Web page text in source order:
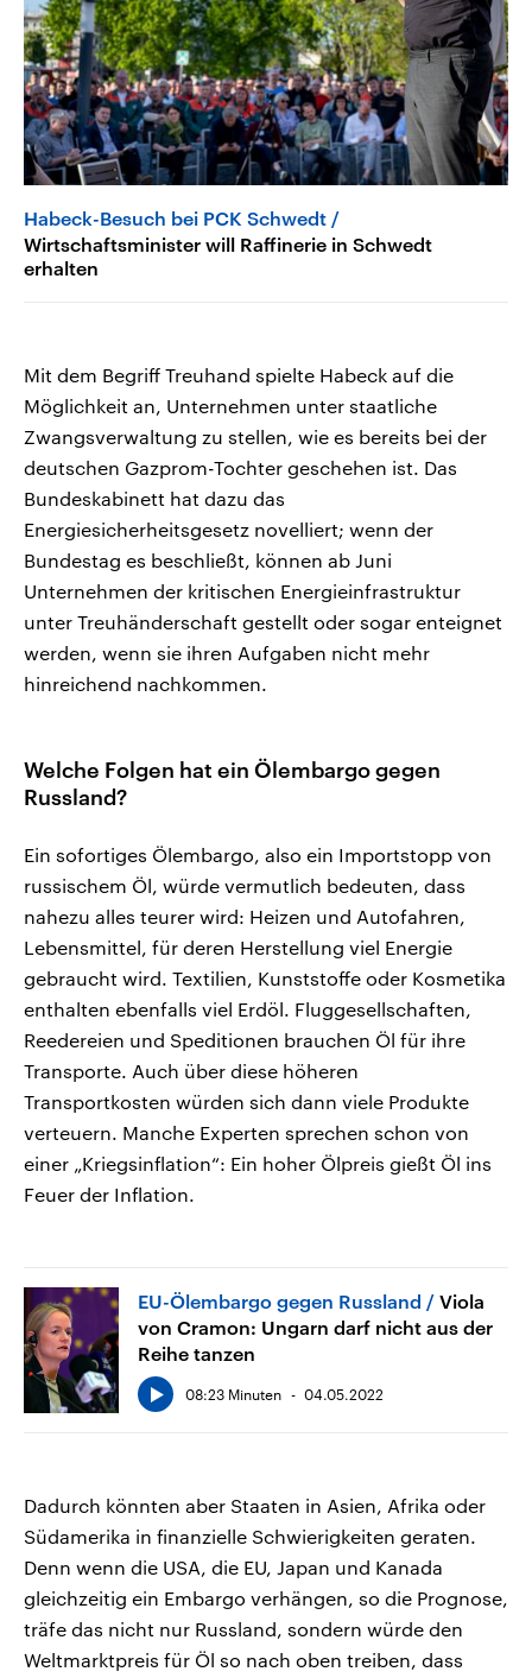
Habeck-Besuch bei PCK Schwedt
Wirtschaftsminister will Raffinerie in Schwedt
erhalten
Mit dem Begriff Treuhand spielte Habeck auf die
Möglichkeit an, Unternehmen unter staatliche
Zwangsverwaltung zu stellen, wie es bereits bei der
deutschen Gazprom-Tochter geschehen ist. Das
Bundeskabinett hat dazu das
Energiesicherheitsgesetz novelliert; wenn der
Bundestag es beschließt, können ab Juni
Unternehmen der kritischen Energieinfrastruktur
unter Treuhänderschaft gestellt oder sogar enteignet
werden, wenn sie ihren Aufgaben nicht mehr
hinreichend nachkommen.
Welche Folgen hat ein Ölembargo gegen
Russland?
Ein sofortiges Ölembargo, also ein Importstopp von
russischem Öl, würde vermutlich bedeuten, dass
nahezu alles teurer wird: Heizen und Autofahren,
Lebensmittel, für deren Herstellung viel Energie
gebraucht wird. Textilien, Kunststoffe oder Kosmetika
enthalten ebenfalls viel Erdöl. Fluggesellschaften,
Reedereien und Speditionen brauchen Öl für ihre
Transporte. Auch über diese höheren
Transportkosten würden sich dann viele Produkte
verteuern. Manche Experten sprechen schon von
einer „Kriegsinflation“: Ein hoher Ölpreis gießt Öl ins
Feuer der Inflation.
EU-Ölembargo gegen Russland
Viola
von Cramon: Ungarn darf nicht aus der
Reihe tanzen
08:23 Minuten 04.05.2022
Dadurch könnten aber Staaten in Asien, Afrika oder
Südamerika in finanzielle Schwierigkeiten geraten.
Denn wenn die USA, die EU, Japan und Kanada
gleichzeitig ein Embargo verhängen, so die Prognose,
träfe das nicht nur Russland, sondern würde den
Weltmarktpreis für Öl so nach oben treiben, dass